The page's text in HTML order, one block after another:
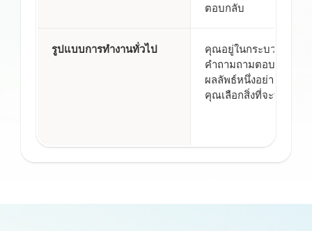
ตอบกลับ
รูปแบบการทำงานทั่วไป
คุณอยู่ในกระบวนการ: มี
คำถามถามตอบหนึ่งข้อ
ผลลัพธ์หนึ่งอย่าง จากนั้
คุณเลือกสิ่งที่จะทำต่อไป